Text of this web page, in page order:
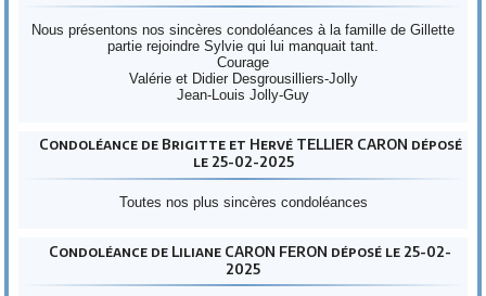
Nous présentons nos sincères condoléances à la famille de Gillette
partie rejoindre Sylvie qui lui manquait tant.
Courage
Valérie et Didier Desgrousilliers-Jolly
Jean-Louis Jolly-Guy
Condoléance de Brigitte et Hervé TELLIER CARON déposé
le 25-02-2025
Toutes nos plus sincères condoléances
Condoléance de Liliane CARON FERON déposé le 25-02-
2025